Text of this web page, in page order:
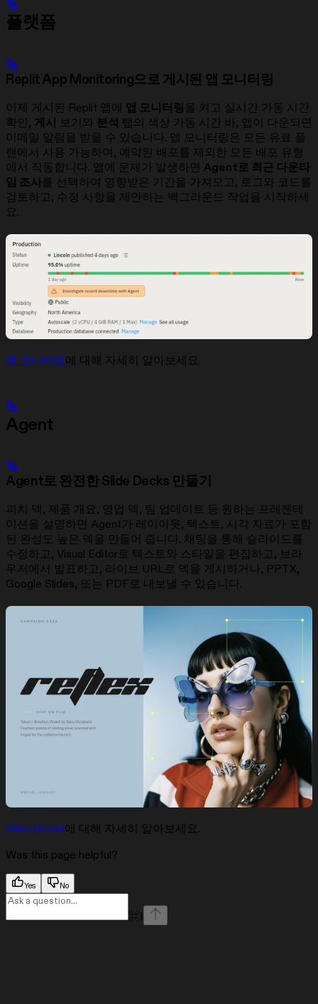
플랫폼
Replit App Monitoring으로 게시된 앱 모니터링
이제 게시된 Replit 앱에 앱 모니터링 을 켜고 실시간 가동 시간
확인, 게시 보기와 분석 탭의 색상 가동 시간 바, 앱이 다운되면
이메일 알림을 받을 수 있습니다. 앱 모니터링은 모든 유료 플
랜에서 사용 가능하며, 예약된 배포를 제외한 모든 배포 유형
에서 작동합니다. 앱에 문제가 발생하면 Agent로 최근 다운타
임 조사를 선택하여 영향받은 기간을 가져오고, 로그와 코드를
검토하고, 수정 사항을 제안하는 백그라운드 작업을 시작하세
요.
앱 모니터링에 대해 자세히 알아보세요.
Agent
Agent로 완전한 Slide Decks 만들기
피치 덱, 제품 개요, 영업 덱, 팀 업데이트 등 원하는 프레젠테
이션을 설명하면 Agent가 레이아웃, 텍스트, 시각 자료가 포함
된 완성도 높은 덱을 만들어 줍니다. 채팅을 통해 슬라이드를
수정하고, Visual Editor로 텍스트와 스타일을 편집하고, 브라
우저에서 발표하고, 라이브 URL로 덱을 게시하거나, PPTX,
Google Slides, 또는 PDF로 내보낼 수 있습니다.
Slide Decks에 대해 자세히 알아보세요.
Was this page helpful?
Yes No
I